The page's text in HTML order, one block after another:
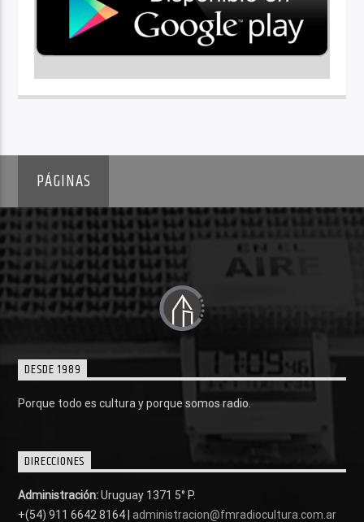
PÁGINAS
DESDE 1989
Porque todo es cultura y porque somos radio.
DIRECCIONES
Administración:Uruguay 1371 5° P.
+(54) 911 6642 8164 | administracion@fmradiocultura.com.ar